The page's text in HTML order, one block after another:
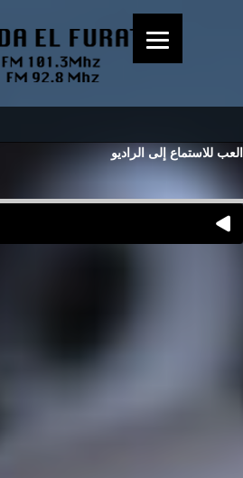
العب للاستماع إلى الراديو